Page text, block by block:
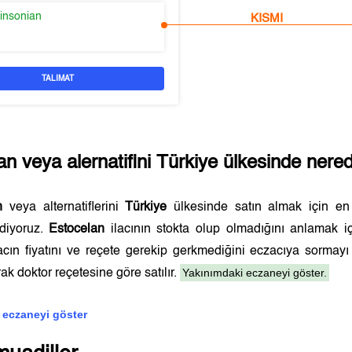
TALIMAT
KISMI
veya alernatifini Türkiyeülkesinde
veya alternatiflerini Türkiye ülkesinde satın almak için
Estocelan ilacının stokta olup olmadığını anlamak
fiyatını ve reçete gerekip gerkmediğini eczacıya
doktor reçetesine göre satılır. Yakınımdaki eczaneyi göster.
eczaneyi göster